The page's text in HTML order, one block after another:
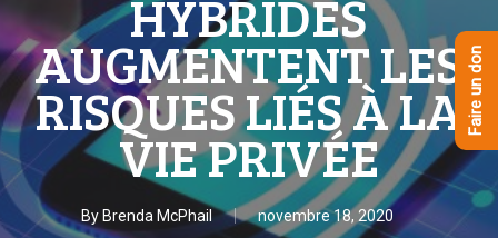
HYBRIDES
AUGMENTENT LES
RISQUES LIÉS À LA
VIE PRIVÉE
By Brenda McPhail novembre 18, 2020
Faire un don